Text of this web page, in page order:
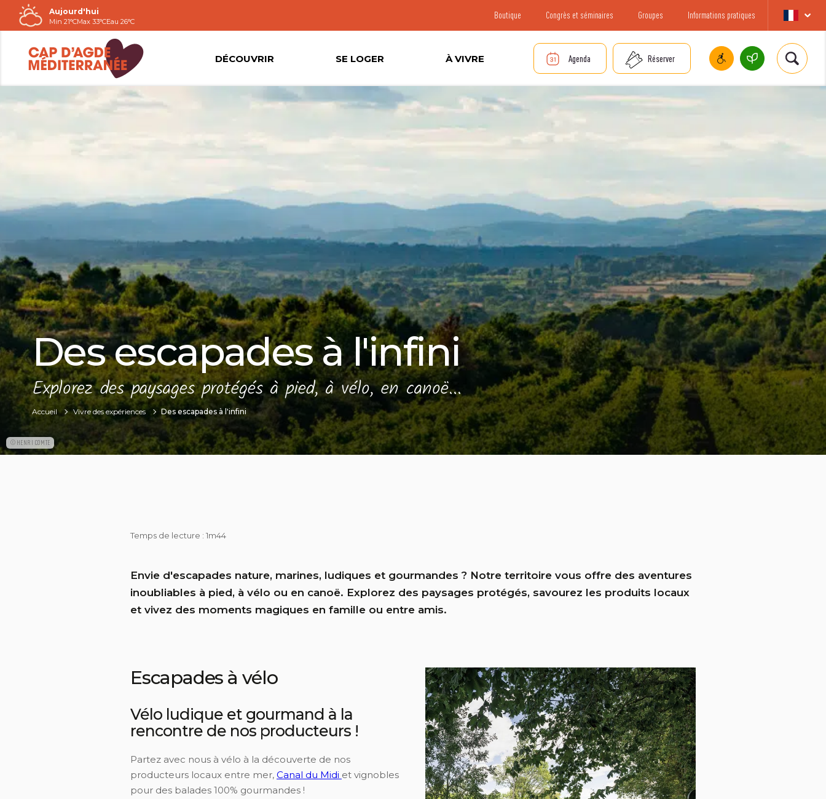
Passer
au
contenu
Aujourd'hui
Min 21°CMax 33°CEau 26°C
Boutique Congrès et séminaires Groupes Informations pratiques
DÉCOUVRIR SE LOGER À VIVRE Agenda Réserver
©HENRI COMTE
Des escapades à l'infini
Explorez des paysages protégés à pied, à vélo, en canoë...
Accueil Vivre des expériences Des escapades à l'infini
Temps de lecture : 1m44
Envie d'escapades nature, marines, ludiques et gourmandes ? Notre territoire vous offre des aventures
inoubliables à pied, à vélo ou en canoë. Explorez des paysages protégés, savourez les produits locaux
et vivez des moments magiques en famille ou entre amis.
Escapades à vélo
Vélo ludique et gourmand à la
rencontre de nos producteurs !
Partez avec nous à vélo à la découverte de nos
producteurs locaux entre mer, Canal du Midi et vignobles
pour des balades 100% gourmandes !